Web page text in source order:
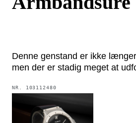
Denne genstand er ikke
men der er stadig meget at
NR. 103112480